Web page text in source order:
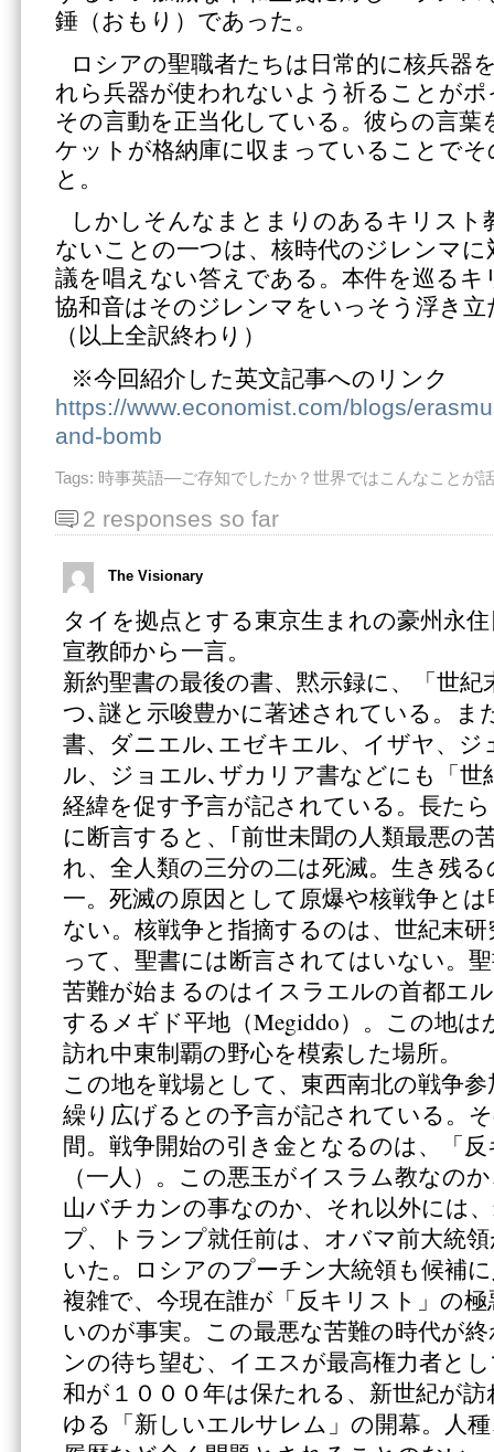
錘（おもり）であった。
ロシアの聖職者たちは日常的に核兵器
れら兵器が使われないよう祈ることが
その言動を正当化している。彼らの言葉
ケットが格納庫に収まっていることで
と。
しかしそんなまとまりのあるキリスト
ないことの一つは、核時代のジレンマ
議を唱えない答えである。本件を巡るキ
協和音はそのジレンマをいっそう浮き
（以上全訳終わり）
※今回紹介した英文記事へのリンク
https://www.economist.com/blogs/
and-bomb
Tags: 時事英語―ご存知でしたか？世界ではこんなことが
2 responses so far
The Visionary
タイを拠点とする東京生まれの豪州永
宣教師から一言。
新約聖書の最後の書、黙示録に、「世
つ､謎と示唆豊かに著述されている。ま
書、ダニエル､エゼキエル、イザヤ、
ル、ジョエル､ザカリア書などにも「世
経緯を促す予言が記されている。長た
に断言すると、｢前世未聞の人類最悪の
れ、全人類の三分の二は死滅。生き残
一。死滅の原因として原爆や核戦争と
ない。核戦争と指摘するのは、世紀末
って、聖書には断言されてはいない。
苦難が始まるのはイスラエルの首都エ
するメギド平地（Megiddo）。この地
訪れ中東制覇の野心を模索した場所。
この地を戦場として、東西南北の戦争
繰り広げるとの予言が記されている。
間。戦争開始の引き金となるのは、「
（一人）。この悪玉がイスラム教なの
山バチカンの事なのか、それ以外には
プ、トランプ就任前は、オバマ前大統
いた。ロシアのプーチン大統領も候補
複雑で、今現在誰が「反キリスト」の
いのが事実。この最悪な苦難の時代が
ンの待ち望む、イエスが最高権力者と
和が１０００年は保たれる、新世紀が
ゆる「新しいエルサレム」の開幕。人